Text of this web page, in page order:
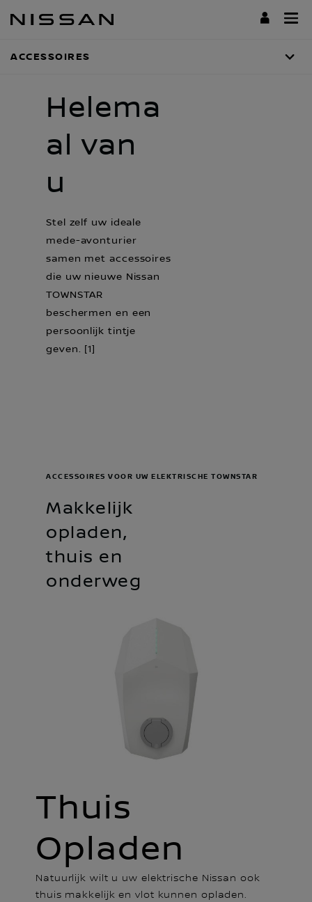
naar
ACCESSOIRES
Helema
al van
u
Stel zelf uw ideale
mede-avonturier
samen met accessoires
die uw nieuwe Nissan
TOWNSTAR
beschermen en een
persoonlijk tintje
geven. [1]
Makkelijk
opladen,
thuis en
onderweg
ACCESSOIRES VOOR UW ELEKTRISCHE TOWNSTAR
Thuis
Opladen
Natuurlijk wilt u uw elektrische Nissan ook
thuis makkelijk en vlot kunnen opladen.